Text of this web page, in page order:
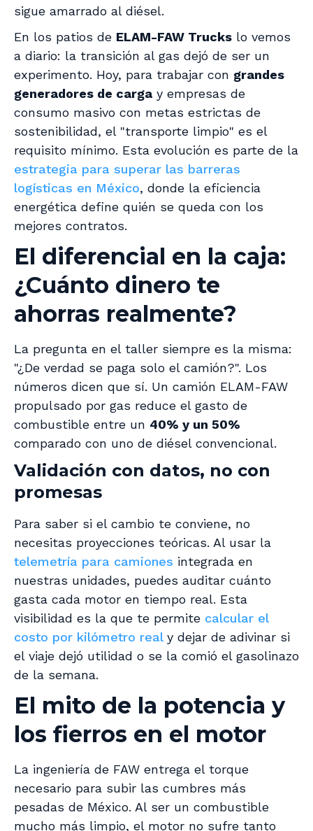
sigue amarrado al diésel.
En los patios de ELAM-FAW Trucks lo vemos
a diario: la transición al gas dejó de ser un
experimento. Hoy, para trabajar con grandes
generadores de carga y empresas de
consumo masivo con metas estrictas de
sostenibilidad, el "transporte limpio" es el
requisito mínimo. Esta evolución es parte de la
estrategia para superar las barreras
logísticas en México, donde la eficiencia
energética define quién se queda con los
mejores contratos.
El diferencial en la caja:
¿Cuánto dinero te
ahorras realmente?
La pregunta en el taller siempre es la misma:
"¿De verdad se paga solo el camión?". Los
números dicen que sí. Un camión ELAM-FAW
propulsado por gas reduce el gasto de
combustible entre un 40% y un 50%
comparado con uno de diésel convencional.
Validación con datos, no con
promesas
Para saber si el cambio te conviene, no
necesitas proyecciones teóricas. Al usar la
telemetría para camiones integrada en
nuestras unidades, puedes auditar cuánto
gasta cada motor en tiempo real. Esta
visibilidad es la que te permite calcular el
costo por kilómetro real y dejar de adivinar si
el viaje dejó utilidad o se la comió el gasolinazo
de la semana.
El mito de la potencia y
los fierros en el motor
La ingeniería de FAW entrega el torque
necesario para subir las cumbres más
pesadas de México. Al ser un combustible
mucho más limpio, el motor no sufre tanto